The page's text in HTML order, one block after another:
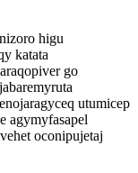
higu
katata
go
utumicep
agymyfasapel
oconipujetaj